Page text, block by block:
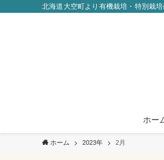
北海道大空町より有機栽培・特別栽
ホー
ホーム 2023年 2月